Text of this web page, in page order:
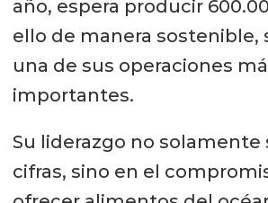
año, espera producir
ello de manera sostenible,
una de sus operaciones
importantes.
Su liderazgo no solamente
cifras, sino en el